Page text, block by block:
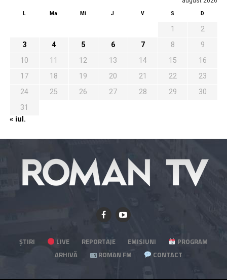
L Ma Mi J V S D
1
2
3
4 5 6 7 8
9
10
11 12 13 14 15
16
17
18 19 20 21 22
23
24
25 26 27 28 29
30
31
« iul.
ȘTIRI LIVE REPORTAJE EMISIUNI
PROGRAM
ARHIVĂ
ROMAN FM CONTACT